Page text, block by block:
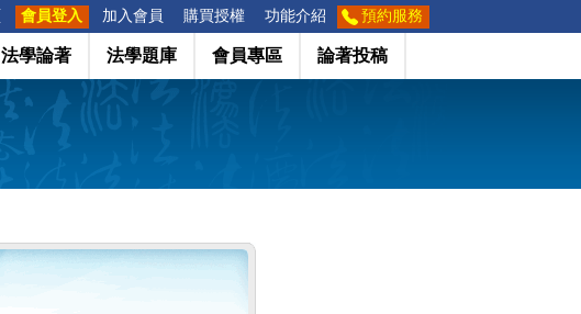
會員登入 加入會員 購買授權 功能介紹 預約服務
法學論著 法學題庫 會員專區 論著投稿